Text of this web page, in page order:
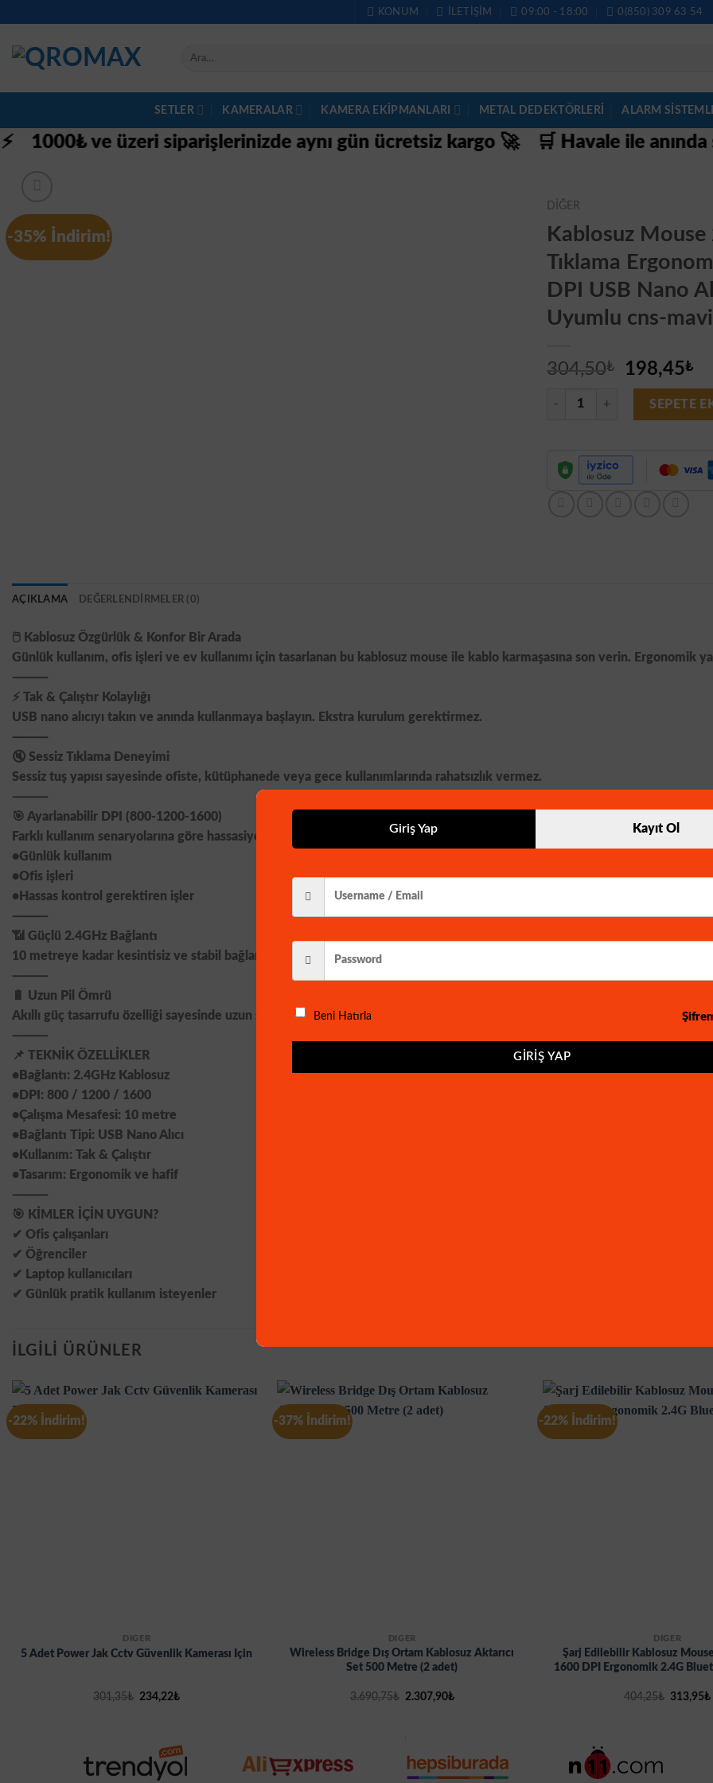
KONUM İLETIŞIM 09:00 - 18:00 0(850) 309 63 54
Ara:
SETLER KAMERALAR KAMERA EKİPMANLARI METAL DEDEKTÖRLERI ALARM
ve üzeri siparişlerinizde aynı gün ücretsiz kargo 🚀 🛒 Havale ile anında sepette
-35% İndirim!
DİĞER
Kablosuz Mouse
Tıklama
DPI USB Nano
Uyumlu cns-mavi
304,50₺
Orijinal
fiyat:
304,50₺.
198,45₺Şu
Kablosuz Mouse 2.4GHz Sessiz
SEPETE
AÇIKLAMA DEĞERLENDIRMELER (0)
🖱️ Kablosuz Özgürlük & Konfor Bir Arada
Günlük kullanım, ofis işleri ve ev kullanımı için tasarlanan bu kablosuz mouse ile kablo karmaşasına son verin. Ergonomik
⸻
⚡ Tak & Çalıştır Kolaylığı
USB nano alıcıyı takın ve anında kullanmaya başlayın. Ekstra kurulum gerektirmez.
⸻
🔇 Sessiz Tıklama Deneyimi
Sessiz tuş yapısı sayesinde ofiste, kütüphanede veya gece kullanımlarında rahatsızlık vermez.
⸻
🎯 Ayarlanabilir DPI (800-1200-1600)
Farklı kullanım senaryolarına göre hassasiyet ayarı yapabilirsiniz.
•Günlük kullanım
•Ofis işleri
•Hassas kontrol gerektiren işler
⸻
📶 Güçlü 2.4GHz Bağlantı
10 metreye kadar kesintisiz ve stabil bağlantı sunar.
⸻
🔋 Uzun Pil Ömrü
Akıllı güç tasarrufu özelliği sayesinde uzun süre kullanım sağlar.
⸻
📌 TEKNİK ÖZELLİKLER
•Bağlantı: 2.4GHz Kablosuz
•DPI: 800 / 1200 / 1600
•Çalışma Mesafesi: 10 metre
•Bağlantı Tipi: USB Nano Alıcı
•Kullanım: Tak & Çalıştır
•Tasarım: Ergonomik ve hafif
⸻
🎯 KİMLER İÇİN UYGUN?
✔ Ofis çalışanları
✔ Öğrenciler
✔ Laptop kullanıcıları
✔ Günlük pratik kullanım isteyenler
İLGILI ÜRÜNLER
-22% İndirim!
DİĞER
5 Adet Power Jak Cctv Güvenlik Kamerası Için
301,35₺ Orijinal
234,22₺Şu
-37% İndirim!
DİĞER
Wireless Bridge Dış Ortam Kablosuz Aktarıcı
Set 500 Metre (2 adet)
3.690,75₺ Orijinal
2.307,90₺Şu
-22% İndirim!
DİĞER
Şarj Edilebilir Kablosuz
1600 DPI Ergonomik 2.4G
404,25₺ Orijinal
313,95₺
Giriş Yap Kayıt Ol
Beni Hatırla
GIRIŞ YAP